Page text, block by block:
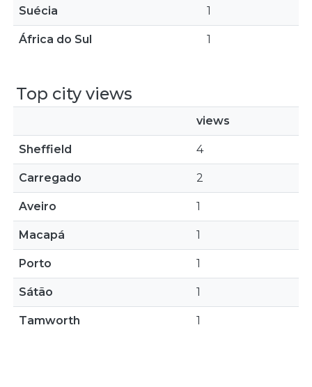
Suécia 1
África do Sul 1
Top city views
views
Sheffield 4
Carregado 2
Aveiro 1
Macapá 1
Porto 1
Sátão 1
Tamworth 1